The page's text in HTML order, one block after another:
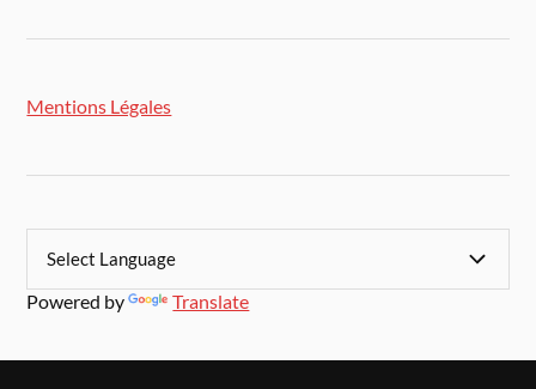
Mentions Légales
Powered by Translate